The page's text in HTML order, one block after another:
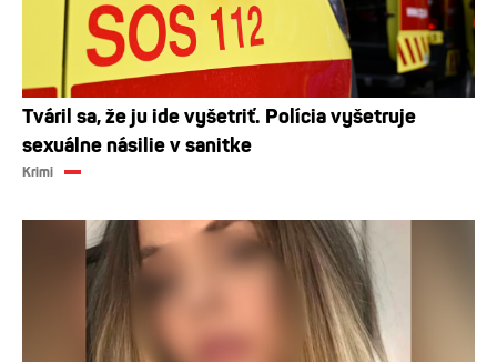
Tváril sa, že ju ide vyšetriť. Polícia vyšetruje
sexuálne násilie v sanitke
Krimi